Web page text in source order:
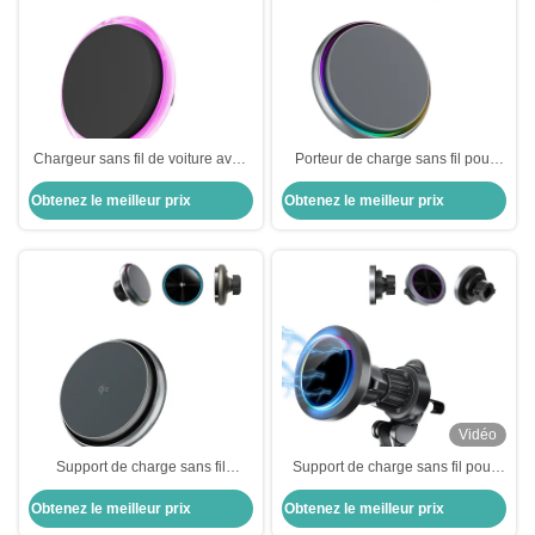
Chargeur sans fil de voiture avec
texture cristal, ventilateur de
refroidissement et lumière ciel
étoilé pour support de chargeur
Obtenez le meilleur prix
Porteur de charge sans fil pour
voiture magnétique avec
ventilateur de refroidissement
silencieux QI2
Obtenez le meilleur prix
Support de charge sans fil
magnétique pour voiture à charge
rapide et ventilateur de
refroidissement silencieux dans le
Obtenez le meilleur prix
Vidéo
Support de charge sans fil pour
téléphone de voiture, support en
alliage d'aluminium, effet de
lumière RVB, réglable, charge
Obtenez le meilleur prix